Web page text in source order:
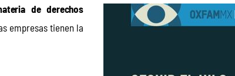
de derechos
empresas tienen la